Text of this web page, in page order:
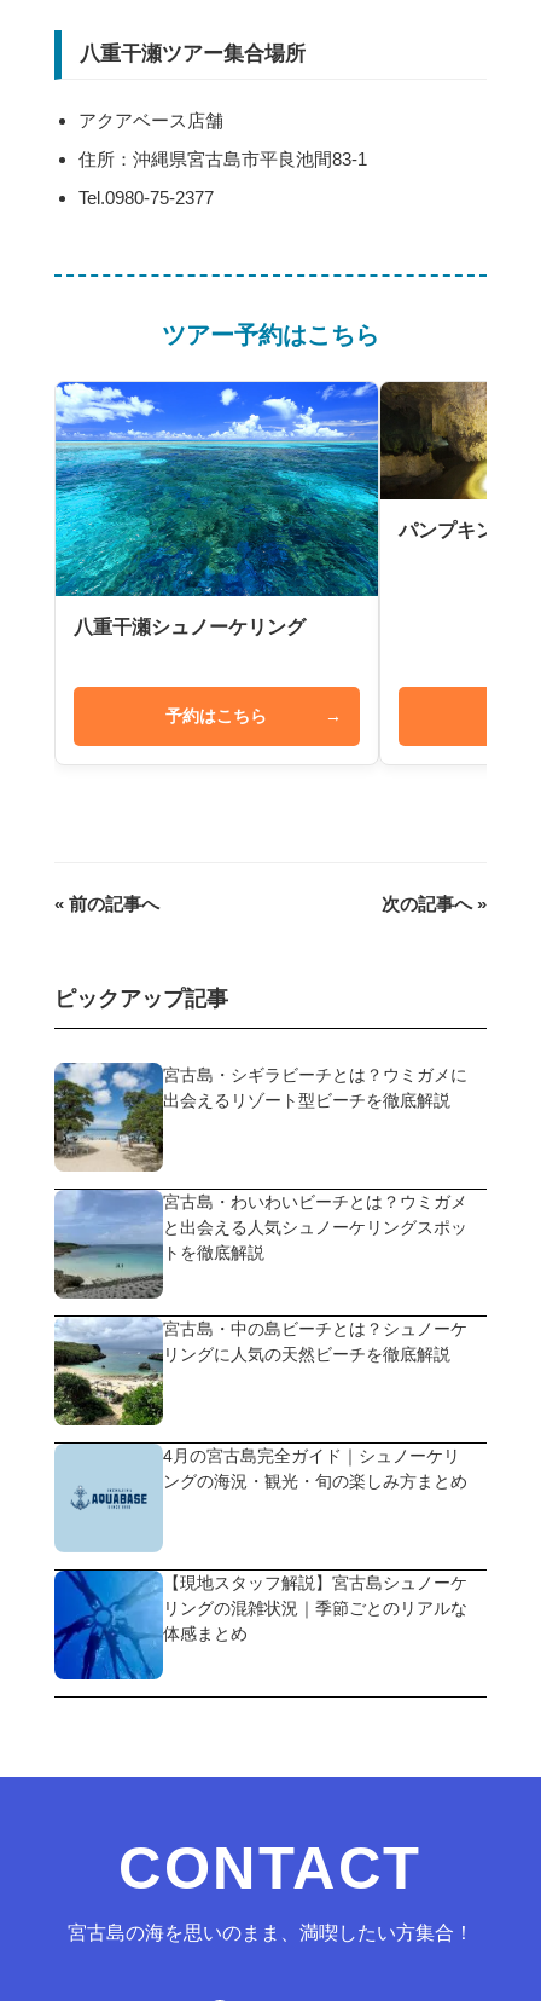
八重干瀬ツアー集合場所
アクアベース店舗
住所：沖縄県宮古島市平良池間83-1
Tel.0980-75-2377
ツアー予約はこちら
八重干瀬シュノーケリング
予約はこちら →
パンプキン鍾乳
« 前の記事へ 次の記事へ »
ピックアップ記事
宮古島・シギラビーチとは？ウミガメに
出会えるリゾート型ビーチを徹底解説
宮古島・わいわいビーチとは？ウミガメ
と出会える人気シュノーケリングスポッ
トを徹底解説
宮古島・中の島ビーチとは？シュノーケ
リングに人気の天然ビーチを徹底解説
4月の宮古島完全ガイド｜シュノーケリ
ングの海況・観光・旬の楽しみ方まとめ
【現地スタッフ解説】宮古島シュノーケ
リングの混雑状況｜季節ごとのリアルな
体感まとめ
CONTACT
宮古島の海を思いのまま、満喫したい方集合！